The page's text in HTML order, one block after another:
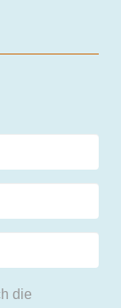
die